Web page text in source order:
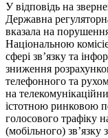
У відповідь на
Державна
вказала на
Національною
сфері зв’язку та
зниження
телефонного та
на
істотною ринковою
голосового трафіку
(мобільного)